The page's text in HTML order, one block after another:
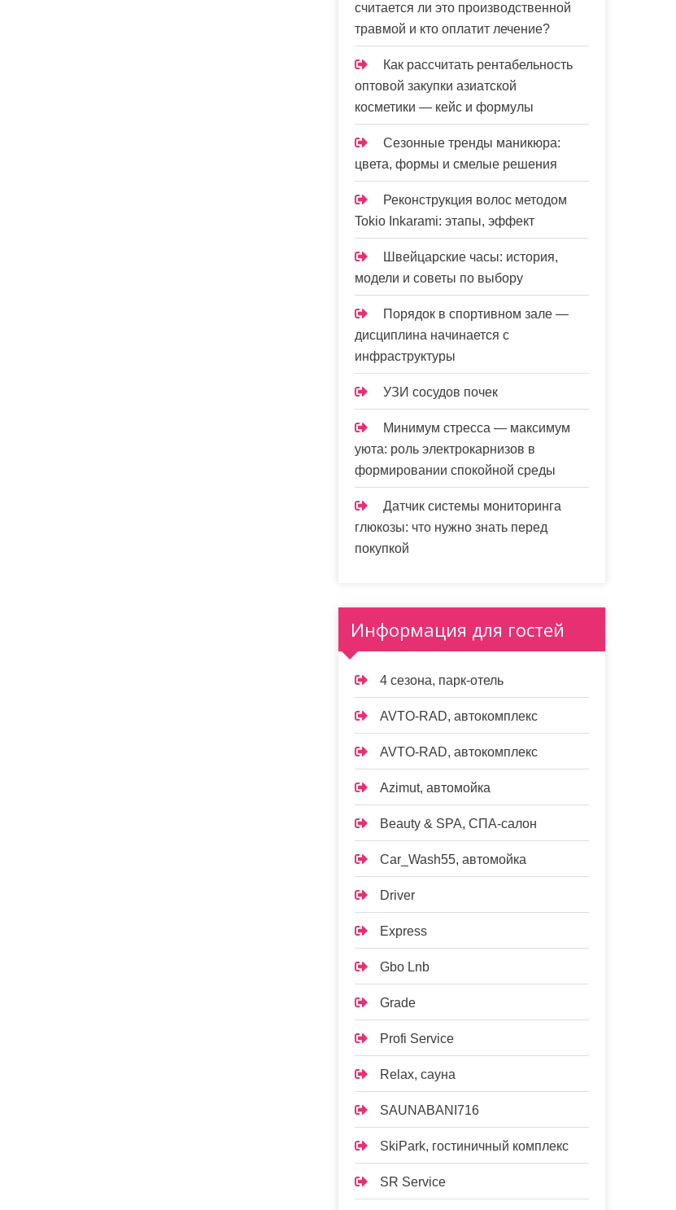
считается ли это производственной
травмой и кто оплатит лечение?
Как рассчитать рентабельность
оптовой закупки азиатской
косметики — кейс и формулы
Сезонные тренды маникюра:
цвета, формы и смелые решения
Реконструкция волос методом
Tokio Inkarami: этапы, эффект
Швейцарские часы: история,
модели и советы по выбору
Порядок в спортивном зале —
дисциплина начинается с
инфраструктуры
УЗИ сосудов почек
Минимум стресса — максимум
уюта: роль электрокарнизов в
формировании спокойной среды
Датчик системы мониторинга
глюкозы: что нужно знать перед
покупкой
Информация для гостей
4 сезона, парк-отель
AVTO-RAD, автокомплекс
AVTO-RAD, автокомплекс
Azimut, автомойка
Beauty & SPA, СПА-салон
Car_Wash55, автомойка
Driver
Express
Gbo Lnb
Grade
Profi Service
Relax, сауна
SAUNABANI716
SkiPark, гостиничный комплекс
SR Service